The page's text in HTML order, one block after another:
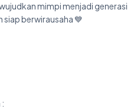
mimpi menjadi generasi
siap berwirausaha 💙